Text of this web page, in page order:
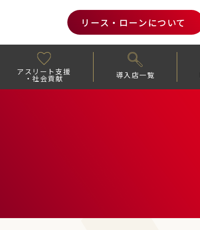
リース・ローンについて
アスリート支援
・社会貢献 導入店一覧